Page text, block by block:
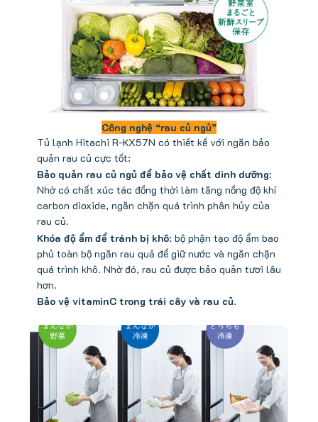
Công nghệ “rau củ ngủ”
Tủ lạnh Hitachi R-KX57N có thiết kế với ngăn bảo
quản rau củ cực tốt:
Bảo quản rau củ ngủ để bảo vệ chất dinh dưỡng:
Nhờ có chất xúc tác đồng thời làm tăng nồng độ khí
carbon dioxide, ngăn chặn quá trình phân hủy của
rau củ.
Khóa độ ẩm để tránh bị khô: bộ phận tạo độ ẩm bao
phủ toàn bộ ngăn rau quả để giữ nước và ngăn chặn
quá trình khô. Nhờ đó, rau củ được bảo quản tươi lâu
hơn.
Bảo vệ vitaminC trong trái cây và rau củ.